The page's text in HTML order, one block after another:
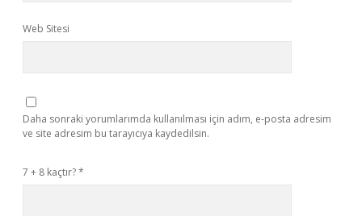
Web Sitesi
Daha sonraki yorumlarımda kullanılması için adım, e-posta adresim
ve site adresim bu tarayıcıya kaydedilsin.
7 + 8 kaçtır?*